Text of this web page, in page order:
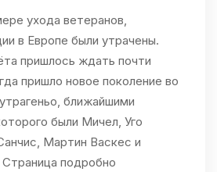
ухода ветеранов,
в Европе были утрачены.
пришлось ждать почти
пришло новое поколение во
ближайшими
были Мичел, Уго
Мартин Васкес и
подробно